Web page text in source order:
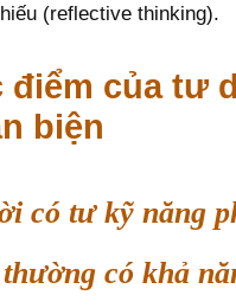
(reflective thinking).
điểm của tư
biện
có tư kỹ năng
có khả